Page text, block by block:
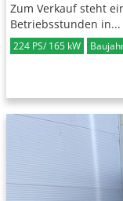
Zum Verkauf steht
Betriebsstunden in...
224 PS/ 165 kW